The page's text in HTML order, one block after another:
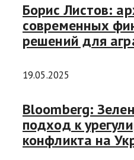
Борис Листов:
современных
решений для
19.05.2025
Bloomberg:
подход к
конфликта на